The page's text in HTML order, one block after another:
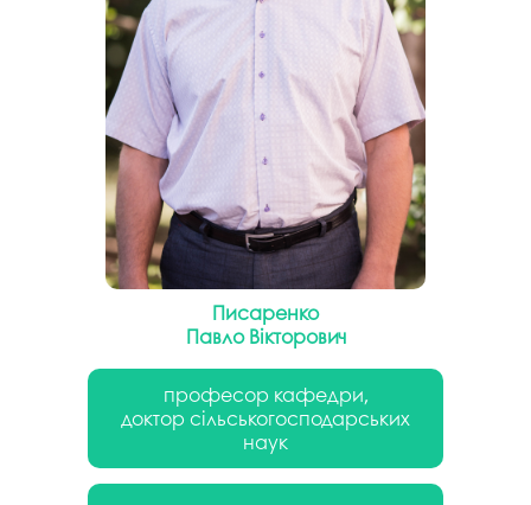
Писаренко
Павло Вікторович
професор кафедри,
доктор сільськогосподарських
наук